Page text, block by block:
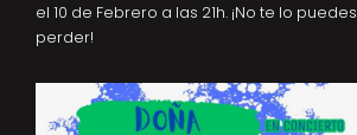
el 10 de Febrero a las 21h. ¡No te lo puedes
perder!